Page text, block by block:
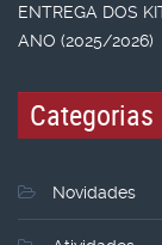
ENTREGA DOS
ANO (2025/2026)
Categorias
Novidades